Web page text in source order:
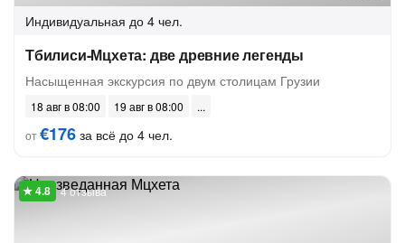
Индивидуальная до 4 чел.
Тбилиси-Мцхета: две древние легенды
Насыщенная экскурсия по двум столицам Грузии
18 авг в 08:00
19 авг в 08:00
от€176 за всё до 4 чел.
4 отзыва